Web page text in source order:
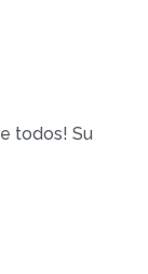
todos! Su